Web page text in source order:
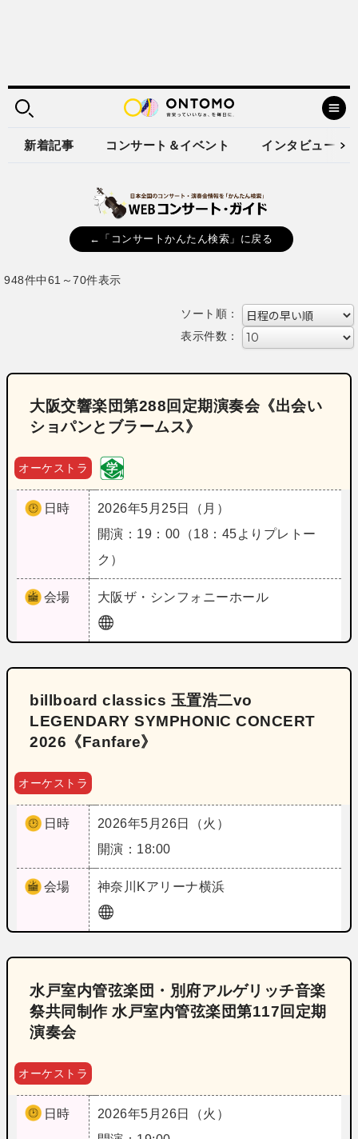
新着記事 コンサート＆イベント インタビュー
←「コンサートかんたん検索」に戻る
948件中61～70件表示
ソート順：
表示件数：
大阪交響楽団第288回定期演奏会《出会い
ショパンとブラームス》
オーケストラ
日時
2026年5月25日（月）
開演：19：00（18：45よりプレトー
ク）
会場 大阪ザ・シンフォニーホール
billboard classics 玉置浩二vo
LEGENDARY SYMPHONIC CONCERT
2026《Fanfare》
オーケストラ
日時
2026年5月26日（火）
開演：18:00
会場 神奈川 Kアリーナ横浜
水戸室内管弦楽団・別府アルゲリッチ音楽
祭共同制作 水戸室内管弦楽団第117回定期
演奏会
オーケストラ
日時
2026年5月26日（火）